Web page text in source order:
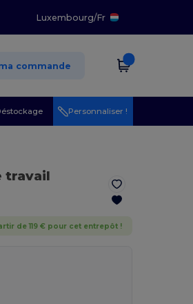
Luxembourg/Fr
commande
Personnaliser !
travail
de 119 € pour cet entrepôt !